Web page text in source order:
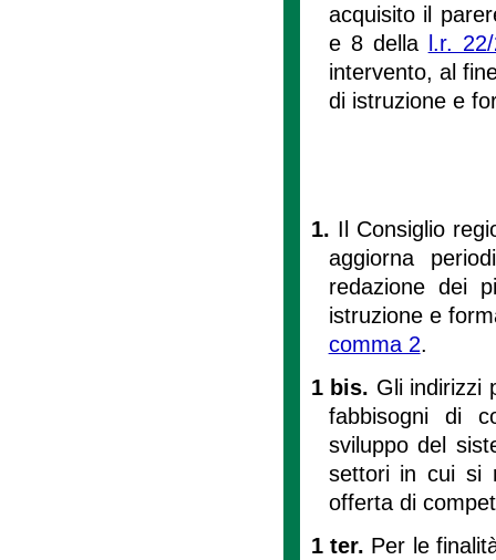
acquisito il
e 8 della
l.r.
intervento, al
di istruzione e
1. Il Consiglio
aggiorna
redazione dei
istruzione e
comma 2.
1 bis. Gli indirizzi
fabbisogni di
sviluppo del
settori in cui si
offerta di
1 ter. Per le